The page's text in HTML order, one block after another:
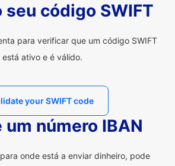
seu código SWIFT
para verificar que um código SWIFT
está ativo e é válido.
your SWIFT code
um número IBAN
onde está a enviar dinheiro, pode